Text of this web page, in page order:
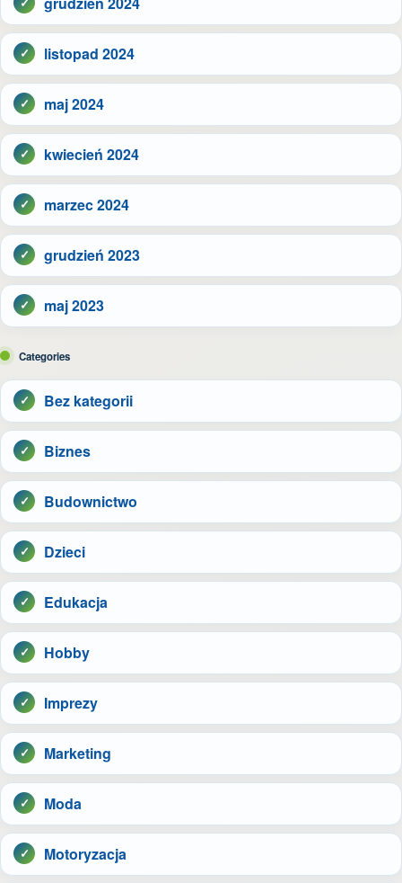
listopad 2024
maj 2024
kwiecień 2024
marzec 2024
grudzień 2023
maj 2023
Categories
Bez kategorii
Biznes
Budownictwo
Dzieci
Edukacja
Hobby
Imprezy
Marketing
Moda
Motoryzacja